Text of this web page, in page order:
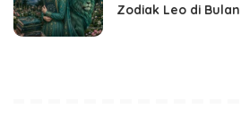
Zodiak Leo di